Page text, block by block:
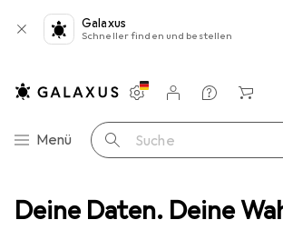
Deine Daten. Deine
Galaxus
Schneller finden und bestellen
Navigation nach Kategorien
Menü Suche
Einstellungen
Kundenkonto
Vergleichslisten
Merklisten
Warenkorb
IT + Multimedia Drohnen + Elektronik